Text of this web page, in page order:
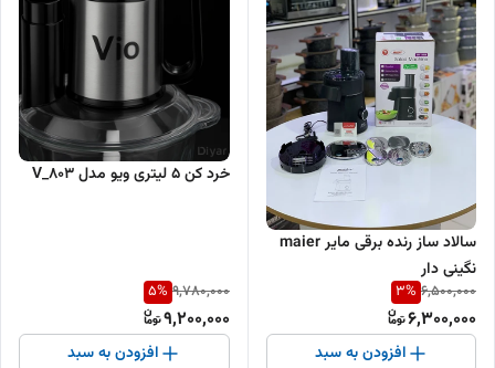
سالاد ساز رنده برقی مایر maier
نگینی دار
6,500,000
3%
6,300,000
افزودن به سبد
خرد کن ۵ لیتری ویو مدل V_803
9,780,000
5%
9,200,000
افزودن به سبد